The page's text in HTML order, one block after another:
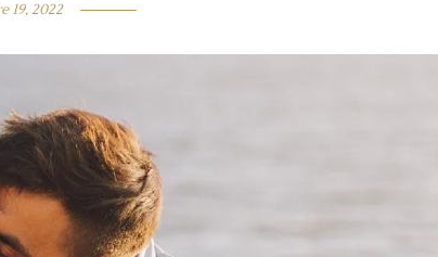
19, 2022